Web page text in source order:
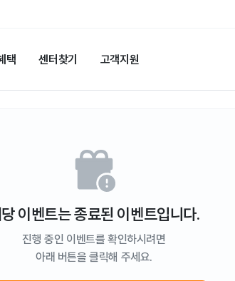
택 센터찾기 고객지원
이벤트는 종료된 이벤트입니다.
진행 중인 이벤트를 확인하시려면
아래 버튼을 클릭해 주세요.